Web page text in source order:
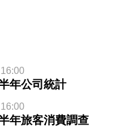
年公司統計
年旅客消費調查